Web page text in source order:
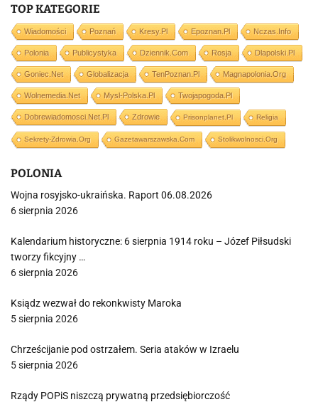
TOP KATEGORIE
Wiadomości Poznań Kresy.pl Epoznan.pl Nczas.info
Polonia Publicystyka Dziennik.com Rosja Dlapolski.pl
Goniec.net Globalizacja TenPoznan.pl Magnapolonia.org
Wolnemedia.net Mysl-Polska.pl Twojapogoda.pl
Dobrewiadomosci.net.pl Zdrowie Prisonplanet.pl Religia
Sekrety-Zdrowia.org Gazetawarszawska.com Stolikwolnosci.org
POLONIA
Wojna rosyjsko-ukraińska. Raport 06.08.2026
6 sierpnia 2026
Kalendarium historyczne: 6 sierpnia 1914 roku – Józef Piłsudski
tworzy fikcyjny …
6 sierpnia 2026
Ksiądz wezwał do rekonkwisty Maroka
5 sierpnia 2026
Chrześcijanie pod ostrzałem. Seria ataków w Izraelu
5 sierpnia 2026
Rządy POPiS niszczą prywatną przedsiębiorczość